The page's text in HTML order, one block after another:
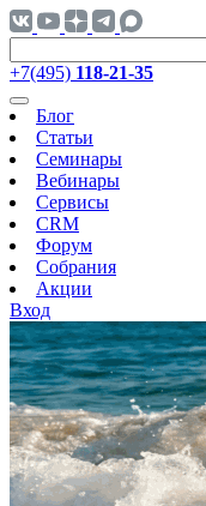
+7(495) 118-21-35
Блог
Статьи
Семинары
Вебинары
Сервисы
CRM
Форум
Собрания
Акции
Вход